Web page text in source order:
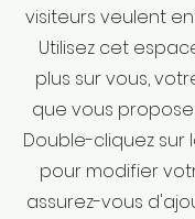
visiteurs veulent
Utilisez cet
plus sur vous,
que vous
Double-cliquez sur
pour modifier
assurez-vous